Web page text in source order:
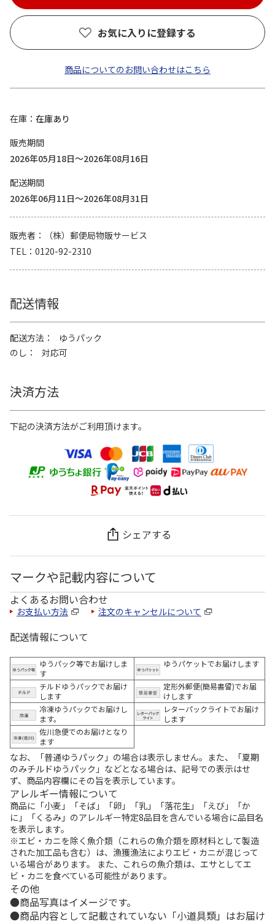
お気に入りに登録する
商品についてのお問い合わせはこちら
在庫
在庫あり
販売期間
2026年05月18日～2026年08月16日
配送期間
2026年06月11日～2026年08月31日
販売者
（株）郵便局物販サービス
TEL
0120-92-2310
配送情報
配送方法
ゆうパック
のし
対応可
決済方法
下記の決済方法がご利用頂けます。
シェアする
マークや記載内容について
よくあるお問い合わせ
お支払い方法 注文のキャンセルについて
配送情報について
ゆうパック等でお届けしま
す
ゆうパケットでお届けします
チルドゆうパックでお届け
します
定形外郵便(簡易書留)でお届
けします
冷凍ゆうパックでお届けし
ます。
レターパックライトでお届け
します
佐川急便でのお届けとなり
ます
なお、「普通ゆうパック」の場合は表示しません。また、「夏期
のみチルドゆうパック」などとなる場合は、記号での表示はせ
ず、商品内容欄にその旨を表示しています。
アレルギー情報について
商品に「小麦」「そば」「卵」「乳」「落花生」「えび」「か
に」「くるみ」のアレルギー特定8品目を含んでいる場合に品目名
を表示します。
※エビ・カニを除く魚介類（これらの魚介類を原材料として製造
された加工品も含む）は、漁獲漁法によりエビ・カニが混じって
いる場合があります。 また、これらの魚介類は、エサとしてエ
ビ・カニを食べている可能性があります。
その他
商品写真はイメージです。
商品内容として記載されていない「小道具類」はお届け